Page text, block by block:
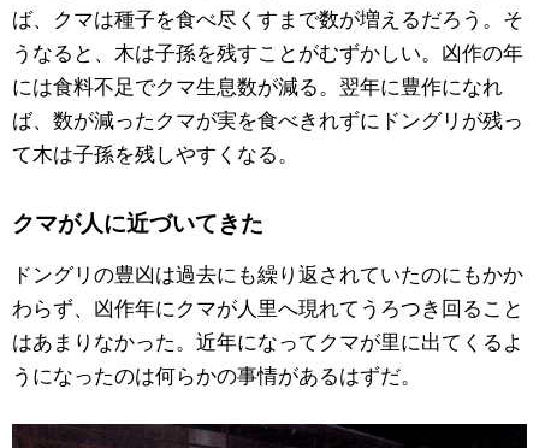
ば、クマは種子を食べ尽くすまで数が増えるだろう。そ
うなると、木は子孫を残すことがむずかしい。凶作の年
には食料不足でクマ生息数が減る。翌年に豊作になれ
ば、数が減ったクマが実を食べきれずにドングリが残っ
て木は子孫を残しやすくなる。
クマが人に近づいてきた
ドングリの豊凶は過去にも繰り返されていたのにもかか
わらず、凶作年にクマが人里へ現れてうろつき回ること
はあまりなかった。近年になってクマが里に出てくるよ
うになったのは何らかの事情があるはずだ。